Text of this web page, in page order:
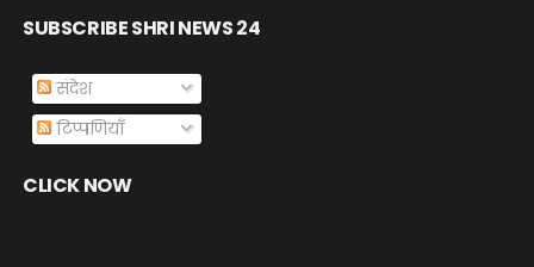
SUBSCRIBE SHRI NEWS 24
संदेश
टिप्पणियाँ
CLICK NOW